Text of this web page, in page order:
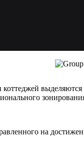
на